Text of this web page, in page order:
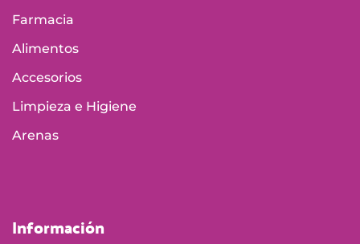
Farmacia
Alimentos
Accesorios
Limpieza e Higiene
Arenas
Información